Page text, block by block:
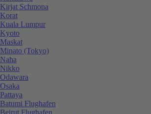
Kirjat Schmona
Korat
Kuala Lumpur
Kyoto
Maskat
Minato (Tokyo)
Naha
Nikko
Odawara
Osaka
Pattaya
Batumi Flughafen
Beirut Flughafen